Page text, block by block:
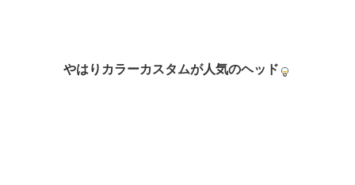
やはりカラーカスタムが人気のヘッド